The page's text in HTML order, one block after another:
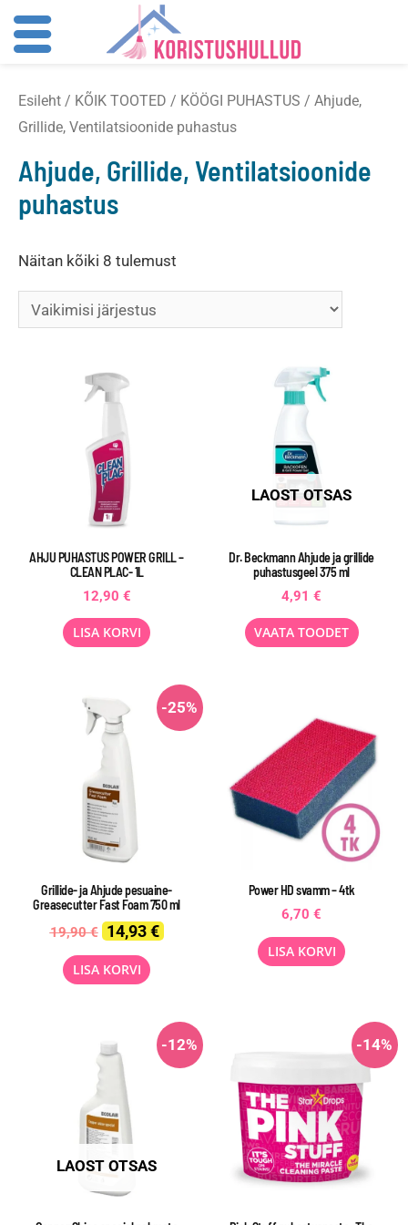
content
Esileht / KÕIK TOOTED / KÖÖGI PUHASTUS / Ahjude,
Grillide, Ventilatsioonide puhastus
Ahjude, Grillide, Ventilatsioonide
puhastus
Näitan kõiki 8 tulemust
AHJU PUHASTUS POWER GRILL –
CLEAN PLAC- 1L
12,90 €
LISA KORVI
LAOST OTSAS
Dr. Beckmann Ahjude ja grillide
puhastusgeel 375 ml
4,91 €
VAATA TOODET
-25%
Grillide- ja Ahjude pesuaine-
Greasecutter Fast Foam 750 ml
19,90€ Original
price
was:
19,90 €.
14,93€ Current
LISA KORVI
Power HD svamm – 4tk
6,70 €
LISA KORVI
-12%
LAOST OTSAS
-14%